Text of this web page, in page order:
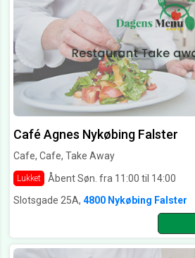
Café Agnes Nykøbing Falster
Cafe, Cafe, Take Away
Lukket
Åbent Søn. fra 11:00 til 14:00
Slotsgade 25A, 4800 Nykøbing Falster